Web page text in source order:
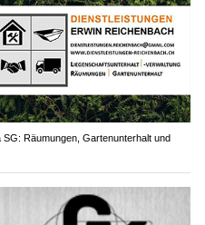
Räumungen, Gartenunterhalt und